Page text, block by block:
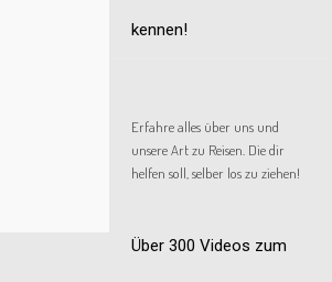
kennen!
Erfahre alles über uns und
unsere Art zu Reisen. Die dir
helfen soll, selber los zu ziehen!
Über 300 Videos zum